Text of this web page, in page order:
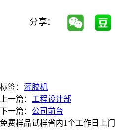
分享：
标签： 灌胶机
上一篇： 工程设计部
下一篇： 公司前台
免费样品试样省内1个工作日上门